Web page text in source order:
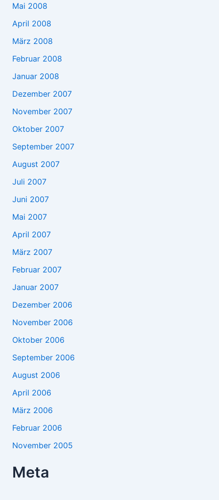
Mai 2008
April 2008
März 2008
Februar 2008
Januar 2008
Dezember 2007
November 2007
Oktober 2007
September 2007
August 2007
Juli 2007
Juni 2007
Mai 2007
April 2007
März 2007
Februar 2007
Januar 2007
Dezember 2006
November 2006
Oktober 2006
September 2006
August 2006
April 2006
März 2006
Februar 2006
November 2005
Meta